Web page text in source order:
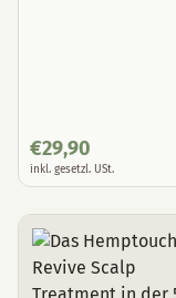
€29,90
inkl. gesetzl. USt.